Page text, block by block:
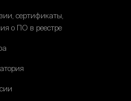
сертификаты,
о ПО в реестре